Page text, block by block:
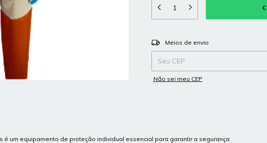
Entregas para o CEP:
Meios de envio
Não sei meu CEP
é um equipamento de proteção individual essencial para garantir a segurança